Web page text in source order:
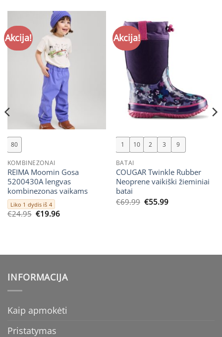
Akcija!
80
KOMBINEZONAI
REIMA Moomin Gosa
5200430A lengvas
kombinezonas vaikams
Liko 1 dydis iš 4
€24.95 Original
€19.96Current
Akcija!
1 10 2 3 9
BATAI
COUGAR Twinkle Rubber
Neoprene vaikiški žieminiai
batai
€69.99 Original
€55.99Current
INFORMACIJA
Kaip apmokėti
Pristatymas